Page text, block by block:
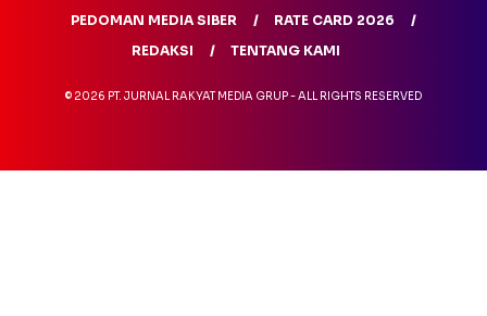
PEDOMAN MEDIA SIBER
RATE CARD 2026
REDAKSI
TENTANG KAMI
© 2026 PT. JURNAL RAKYAT MEDIA GRUP - ALL RIGHTS RESERVED